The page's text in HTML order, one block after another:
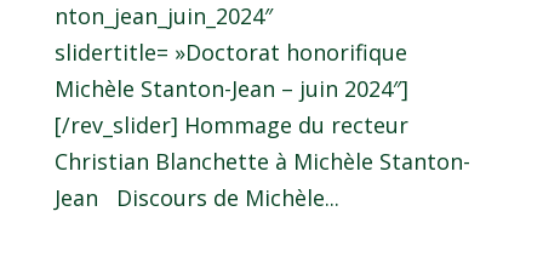
nton_jean_juin_2024″
slidertitle= »Doctorat honorifique
Michèle Stanton-Jean – juin 2024″]
[/rev_slider] Hommage du recteur
Christian Blanchette à Michèle Stanton-
Jean Discours de Michèle...